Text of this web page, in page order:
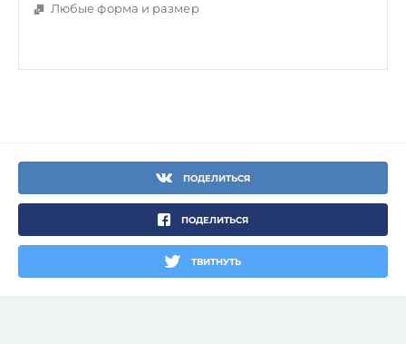
Любые форма и размер
ПОДЕЛИТЬСЯ
ПОДЕЛИТЬСЯ
ТВИТНУТЬ